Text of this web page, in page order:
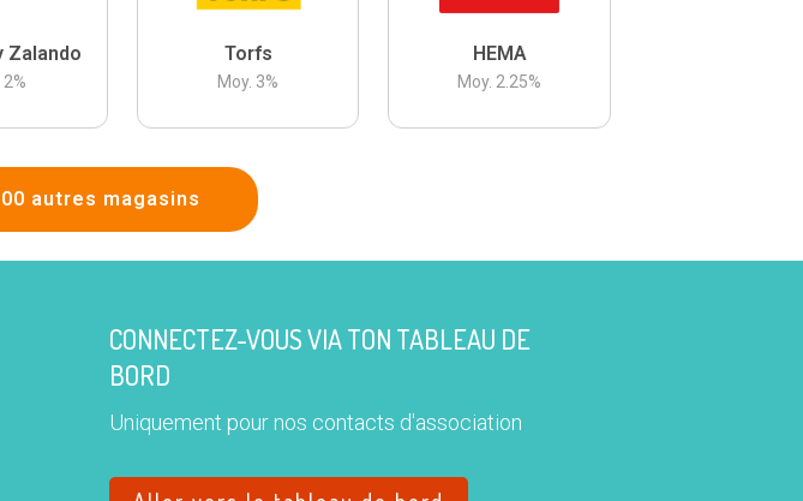
Zalando
2%
Torfs
Moy. 3%
HEMA
Moy. 2.25%
autres magasins
CONNECTEZ-VOUS VIA TON TABLEAU DE
BORD
Uniquement pour nos contacts d'association